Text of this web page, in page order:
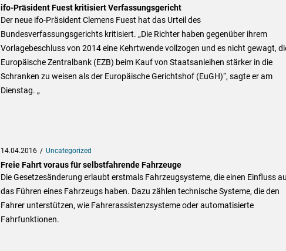
ifo-Präsident Fuest kritisiert Verfassungsgericht
Der neue ifo-Präsident Clemens Fuest hat das Urteil des
Bundesverfassungsgerichts kritisiert. „Die Richter haben gegenüber ihrem
Vorlagebeschluss von 2014 eine Kehrtwende vollzogen und es nicht gewagt,
Europäische Zentralbank (EZB) beim Kauf von Staatsanleihen stärker in die
Schranken zu weisen als der Europäische Gerichtshof (EuGH)“, sagte er am
Dienstag. „
14.04.2016 Uncategorized
Freie Fahrt voraus für selbstfahrende Fahrzeuge
Die Gesetzesänderung erlaubt erstmals Fahrzeugsysteme, die einen Einfluss
das Führen eines Fahrzeugs haben. Dazu zählen technische Systeme, die den
Fahrer unterstützen, wie Fahrerassistenzsysteme oder automatisierte
Fahrfunktionen.